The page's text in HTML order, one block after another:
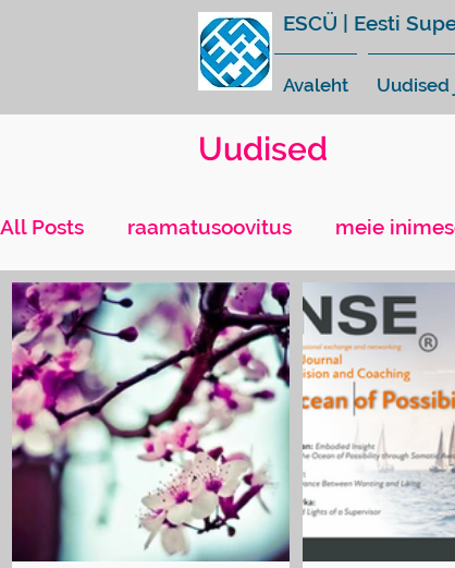
ESCÜ | Eesti
Avaleht Uudised
All Posts raamatusoovitus meie
Uudised